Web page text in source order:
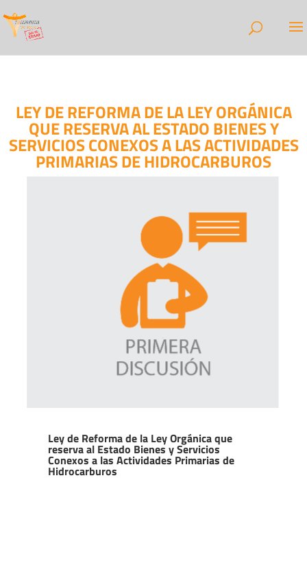
LEY DE REFORMA DE LA LEY ORGÁNICA
QUE RESERVA AL ESTADO BIENES Y
SERVICIOS CONEXOS A LAS ACTIVIDADES
PRIMARIAS DE HIDROCARBUROS
Ley de Reforma de la Ley Orgánica que
reserva al Estado Bienes y Servicios
Conexos a las Actividades Primarias de
Hidrocarburos